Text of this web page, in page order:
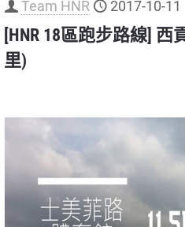
Team HNR 2017-10-11
[HNR 18區跑步路線]
里)